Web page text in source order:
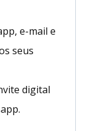
e-mail e
seus
digital